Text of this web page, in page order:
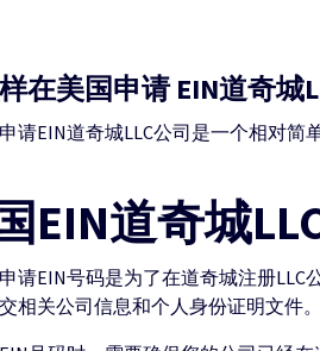
在美国申请 EIN道奇城
请EIN道奇城LLC公司是一个相对
EIN道奇城
请EIN号码是为了在道奇城注册LLC
相关公司信息和个人身份证明文件